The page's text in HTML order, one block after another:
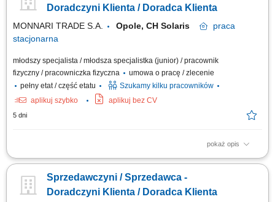
prawidłową prezentację produktów oraz dostępność asortymentu.
Doradczyni Klienta / Doradca Klienta
MONNARI TRADE S.A. Opole, CH Solaris
praca
stacjonarna
młodszy specjalista / młodsza specjalistka (junior) / pracownik
fizyczny / pracowniczka fizyczna
umowa o pracę / zlecenie
pełny etat / część etatu
Szukamy kilku pracowników
aplikuj szybko
aplikuj bez CV
5 dni
pokaż opis
Salon Monnari Praca od zaraz Praca dla osób z doświadczeniem i bez
Sprzedawczyni / Sprzedawca -
Doradczyni Klienta / Doradca Klienta